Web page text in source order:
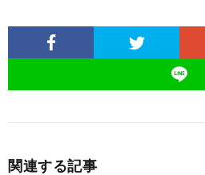
関連する記事